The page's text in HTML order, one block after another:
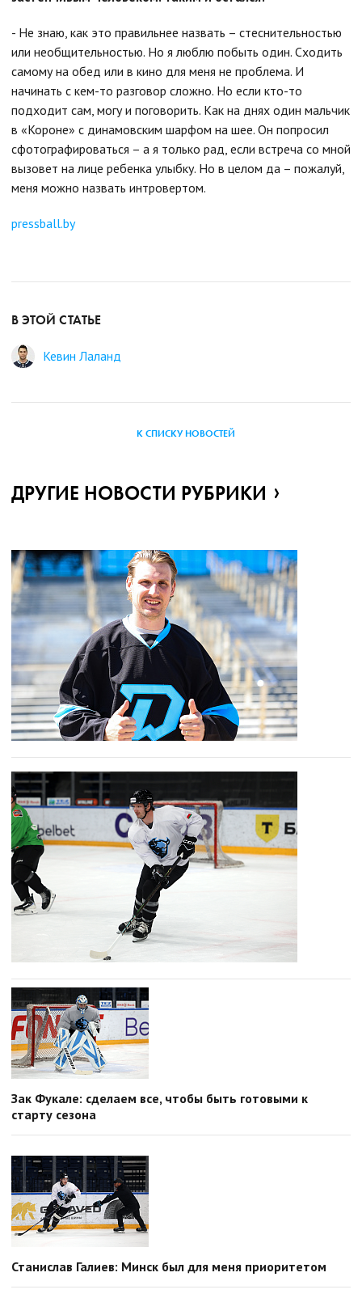
- Не знаю, как это правильнее назвать – стеснительностью
или необщительностью. Но я люблю побыть один. Сходить
самому на обед или в кино для меня не проблема. И
начинать с кем-то разговор сложно. Но если кто-то
подходит сам, могу и поговорить. Как на днях один мальчик
в «Короне» с динамовским шарфом на шее. Он попросил
сфотографироваться – а я только рад, если встреча со мной
вызовет на лице ребенка улыбку. Но в целом да – пожалуй,
меня можно назвать интровертом.
pressball.by
В ЭТОЙ СТАТЬЕ
Кевин Лаланд
К СПИСКУ НОВОСТЕЙ
ДРУГИЕ НОВОСТИ РУБРИКИ
Зак Фукале: сделаем все, чтобы быть готовыми к
старту сезона
Станислав Галиев: Минск был для меня приоритетом